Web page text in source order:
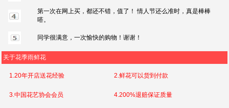
第一次在网上买，都还不错，值了！ 情人节还么准时，真是棒棒
嗒。
同学很满意，一次愉快的购物！谢谢！
关于花季雨鲜花
1.20年开店送花经验 2.鲜花可以货到付款
3.中国花艺协会会员 4.200%退赔保证质量